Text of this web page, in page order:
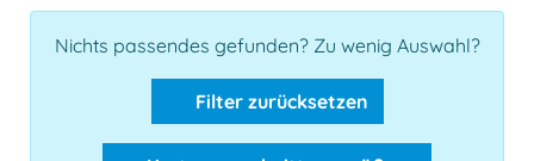
Nichts passendes gefunden? Zu wenig Auswahl?
Filter zurücksetzen